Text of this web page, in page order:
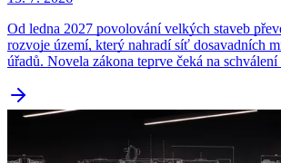
Od ledna 2027 povolování velkých staveb
rozvoje území, který nahradí síť dosavadních
úřadů. Novela zákona teprve čeká na